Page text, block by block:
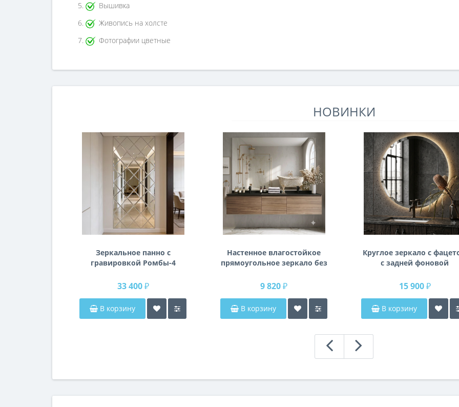
Вышивка
Живопись на холсте
Фотографии цветные
НОВИНКИ
Зеркальное панно с
гравировкой Ромбы-4
33 400 ₽
В корзину
Настенное влагостойкое
прямоугольное зеркало без
см (1400 мм)
9 820 ₽
В корзину
Круглое зеркало с
с задней фоновой
15 900 ₽
В корзину